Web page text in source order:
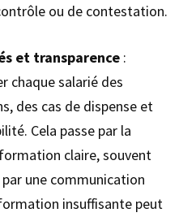
ou de contestation.
et transparence:
chaque salarié des
des cas de dispense et
Cela passe par la
claire, souvent
une communication
insuffisante peut